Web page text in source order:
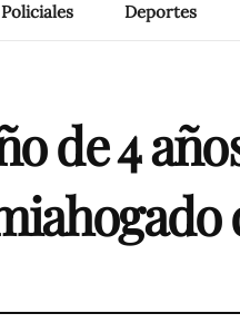
Policiales Deportes
de 4